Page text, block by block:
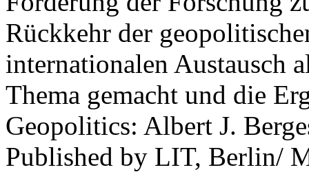
Rückkehr der
internationalen Austausch
Thema gemacht und die
Geopolitics: Albert J.
Published by LIT, Berlin/